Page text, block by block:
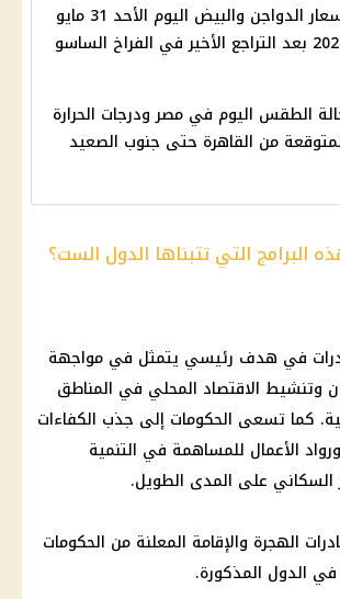
أسعار الدواجن والبيض اليوم الأحد 31 مايو
الأخير في الفراخ الساسو
الطقس اليوم في مصر ودرجات الحرارة
من القاهرة حتى جنوب الصعيد
البرامج التي تتبناها الدول الست؟
في هدف رئيسي يتمثل في مواجهة
وتنشيط الاقتصاد المحلي في المناطق
كما تسعى الحكومات إلى جذب الكفاءات
الأعمال للمساهمة في التنمية
السكاني على المدى الطويل.
الهجرة والإقامة المعلنة من الحكومات
الدول المذكورة.